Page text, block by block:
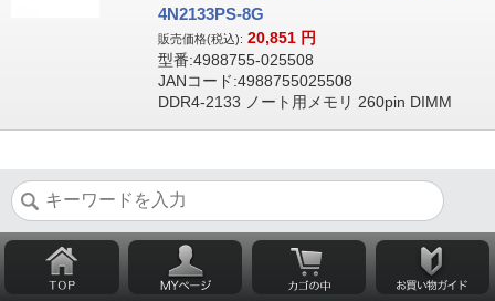
4N2133PS-8G
販売価格(税込): 20,851 円
型番:4988755-025508
JANコード:4988755025508
DDR4-2133 ノート用メモリ 260pin DIMM